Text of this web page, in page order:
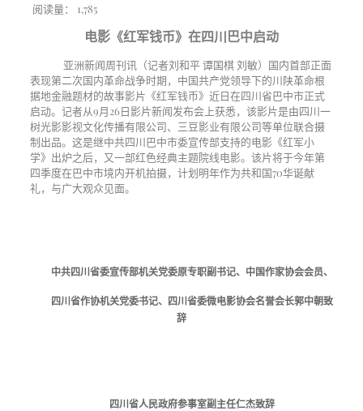
阅读量： 1,785
电影《红军钱币》在四川巴中启动
亚洲新闻周刊讯（记者刘和平 谭国棋 刘敏）国内首部正面
表现第二次国内革命战争时期，中国共产党领导下的川陕革命根
据地金融题材的故事影片《红军钱币》近日在四川省巴中市正式
启动。记者从9月26日影片新闻发布会上获悉，该影片是由四川一
树光影影视文化传播有限公司、三豆影业有限公司等单位联合摄
制出品。这是继中共四川巴中市委宣传部支持的电影《红军小
学》出炉之后，又一部红色经典主题院线电影。该片将于今年第
四季度在巴中市境内开机拍摄，计划明年作为共和国70华诞献
礼，与广大观众见面。
中共四川省委宣传部机关党委原专职副书记、中国作家协会会员、
四川省作协机关党委书记、四川省委微电影协会名誉会长郭中朝致
辞
四川省人民政府参事室副主任仁杰致辞